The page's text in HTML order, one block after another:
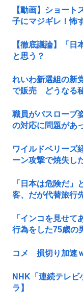
【動画】ショート
子にマジギレ！怖
【徹底議論】「
と思う？
れいわ新選組の新
で販売 どうなる
職員がバスローブ
の対応に問題があ
ワイルドベリーズ
ーン攻撃で焼失し
「日本は危険だ
客、だが代替旅行
「インコを見せ
行為をした75歳の
コメ 損切り加速
NHK「連続テレビ
ラ】